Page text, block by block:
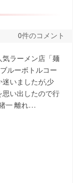
0件のコメント
気ラーメン店「麺
ルーボトルコー
迷いましたが,少
思い出したので行
一 離れ…